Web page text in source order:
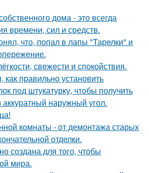
дома - это всегда
времени, сил и средств.
что, попал в лапы "Тарелки" и
свежести и спокойствия.
правильно установить
под штукатурку, чтобы получить
наружный угол.
комнаты - от демонтажа старых
отделки.
создана для того, чтобы
мира.